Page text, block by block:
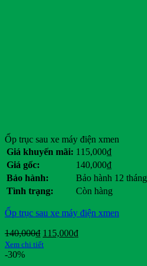
Ốp trục sau xe máy điện xmen
Giá khuyến mãi: 115,000₫
Giá gốc:
140,000₫
Bảo hành:
Bảo hành 12 tháng
Tình trạng:
Còn hàng
Ốp trục sau xe máy điện xmen
140,000₫ Giá
gốc
115,000₫Giá
Xem chi tiết
-30%